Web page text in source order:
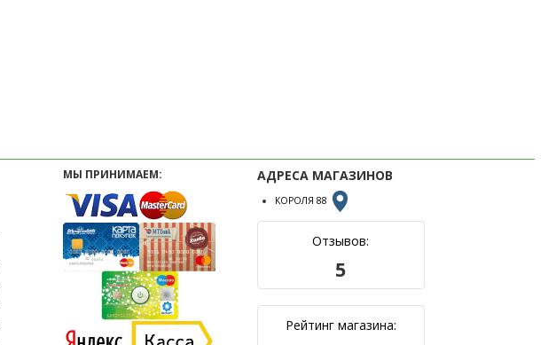
МЫ ПРИНИМАЕМ: АДРЕСА МАГАЗИНОВ
КОРОЛЯ 88
Отзывов:
5
Рейтинг магазина: